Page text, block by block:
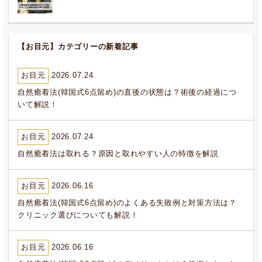
【お目元】カテゴリーの新着記事
お目元 2026.07.24
自然癒着法(韓国式6点留め)の直後の状態は？術後の経過につ
いて解説！
お目元 2026.07.24
自然癒着法は取れる？原因と取れやすい人の特徴を解説
お目元 2026.06.16
自然癒着法(韓国式6点留め)のよくある失敗例と対策方法は？
クリニック選びについても解説！
お目元 2026.06.16